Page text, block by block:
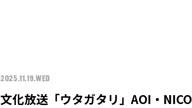
2025.11.19.WED
文化放送「ウタガタリ」AOI・NICO